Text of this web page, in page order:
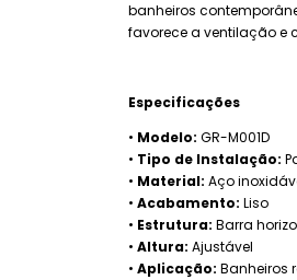
banheiros
favorece a ventilação e
Especificações
• Modelo: GR-M001D
• Tipo de Instalação:
• Material: Aço
• Acabamento: Liso
• Estrutura: Barra
• Altura: Ajustável
• Aplicação: Banheiros